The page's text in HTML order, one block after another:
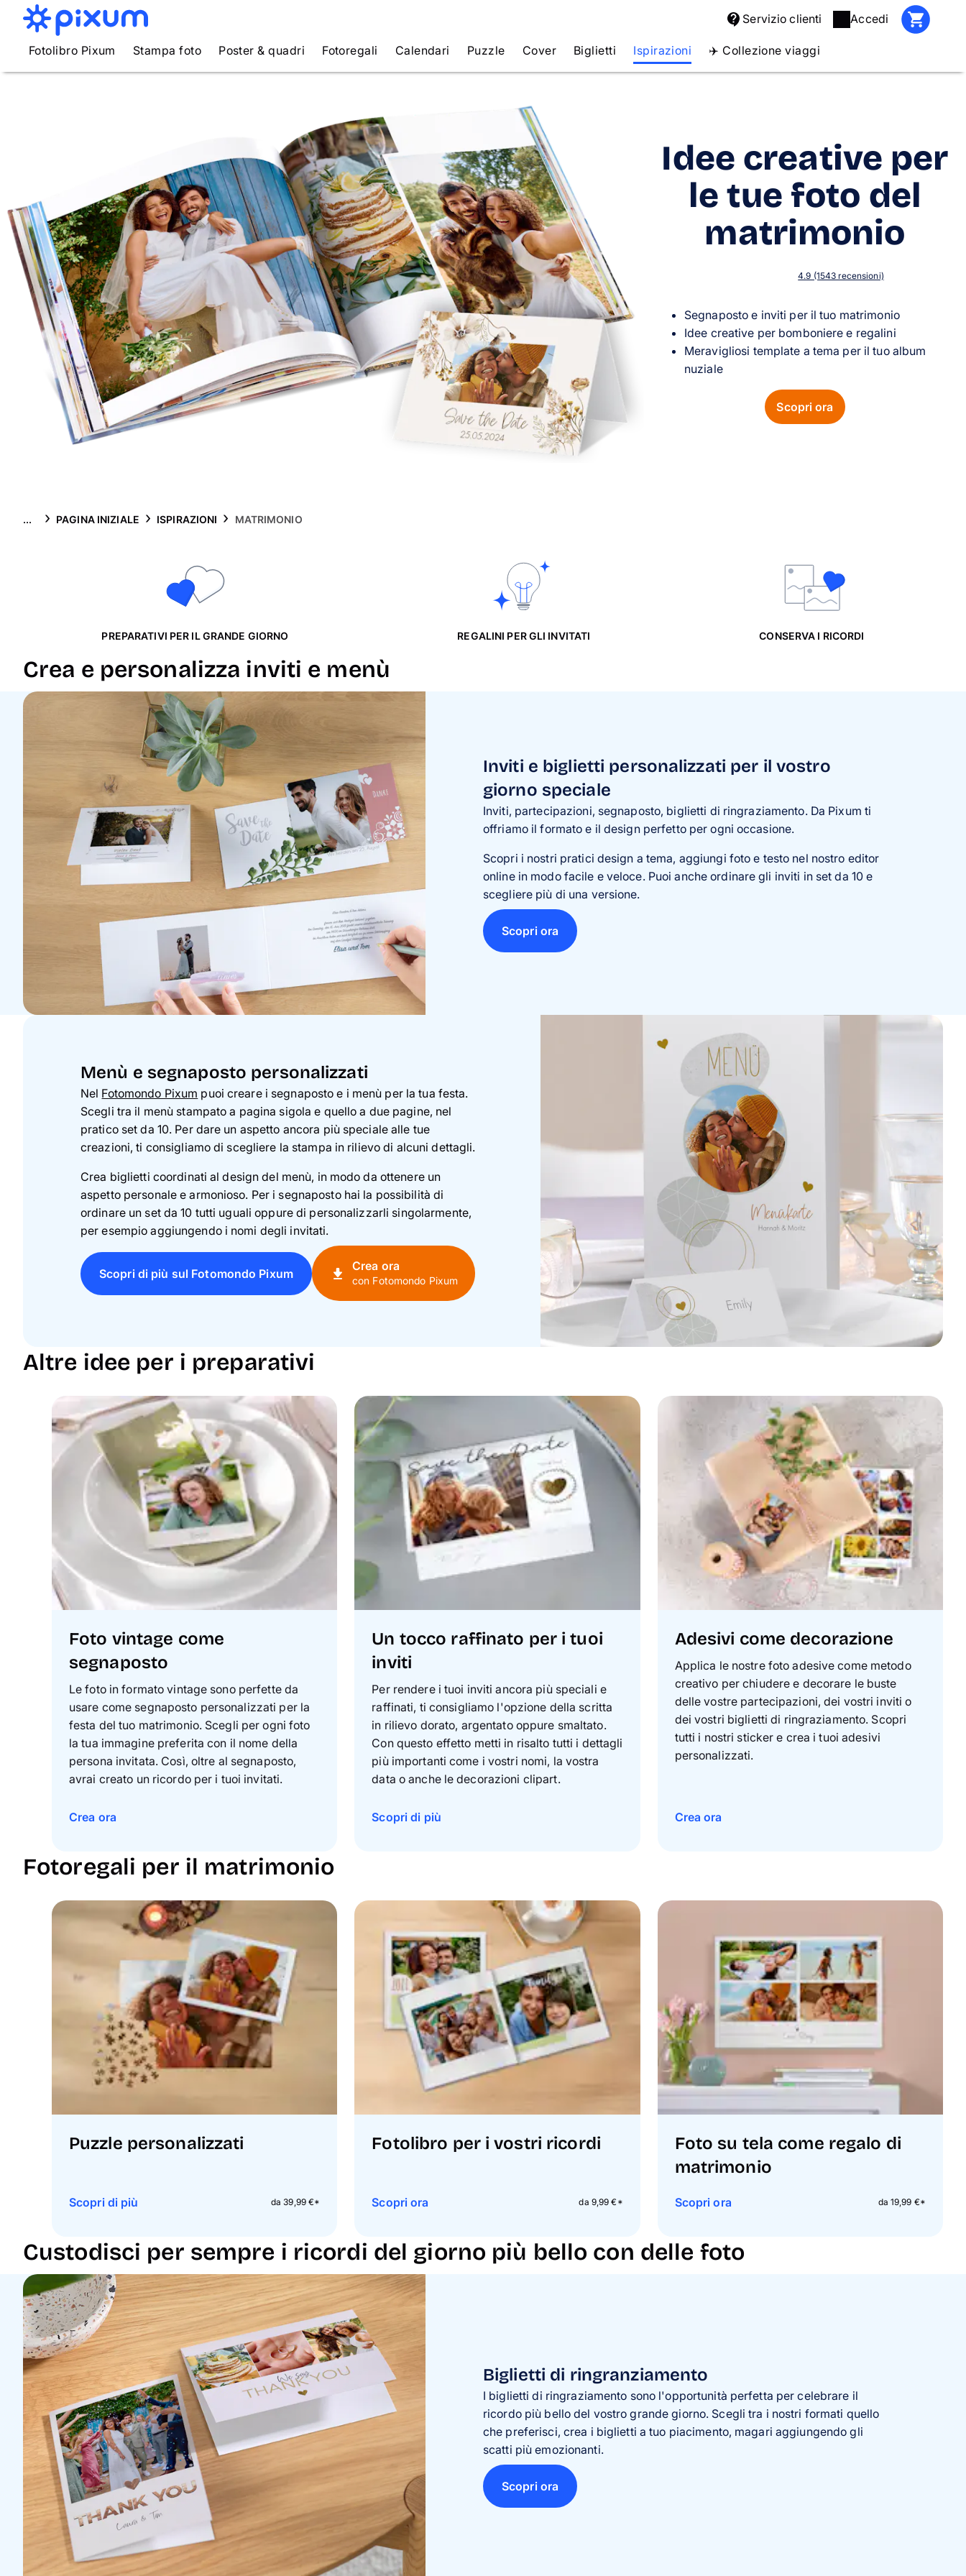
Servizio clienti Accedi
Fotolibro Pixum Stampa foto Poster & quadri Fotoregali Calendari Puzzle Cover Biglietti Ispirazioni ✈️ Collezione viaggi
Idee creative per
le tue foto del
matrimonio
4.9 (1543 recensioni)
Segnaposto e inviti per il tuo matrimonio
Idee creative per bomboniere e regalini
Meravigliosi template a tema per il tuo album
nuziale
Scopri ora
... PAGINA INIZIALE ISPIRAZIONI MATRIMONIO
PREPARATIVI PER IL GRANDE GIORNO REGALINI PER GLI INVITATI CONSERVA I RICORDI
Crea e personalizza inviti e menù
Inviti e biglietti personalizzati per il vostro
giorno speciale
Inviti, partecipazioni, segnaposto, biglietti di ringraziamento. Da Pixum ti
offriamo il formato e il design perfetto per ogni occasione.
Scopri i nostri pratici design a tema, aggiungi foto e testo nel nostro editor
online in modo facile e veloce. Puoi anche ordinare gli inviti in set da 10 e
scegliere più di una versione.
Scopri ora
Menù e segnaposto personalizzati
Nel Fotomondo Pixum puoi creare i segnaposto e i menù per la tua festa.
Scegli tra il menù stampato a pagina sigola e quello a due pagine, nel
pratico set da 10. Per dare un aspetto ancora più speciale alle tue
creazioni, ti consigliamo di scegliere la stampa in rilievo di alcuni dettagli.
Crea biglietti coordinati al design del menù, in modo da ottenere un
aspetto personale e armonioso. Per i segnaposto hai la possibilità di
ordinare un set da 10 tutti uguali oppure di personalizzarli singolarmente,
per esempio aggiungendo i nomi degli invitati.
Scopri di più sul Fotomondo Pixum
Crea ora
con Fotomondo Pixum
Altre idee per i preparativi
Foto vintage come
segnaposto
Le foto in formato vintage sono perfette da
usare come segnaposto personalizzati per la
festa del tuo matrimonio. Scegli per ogni foto
la tua immagine preferita con il nome della
persona invitata. Così, oltre al segnaposto,
avrai creato un ricordo per i tuoi invitati.
Crea ora
Un tocco raffinato per i tuoi
inviti
Per rendere i tuoi inviti ancora più speciali e
raffinati, ti consigliamo l'opzione della scritta
in rilievo dorato, argentato oppure smaltato.
Con questo effetto metti in risalto tutti i dettagli
più importanti come i vostri nomi, la vostra
data o anche le decorazioni clipart.
Scopri di più
Adesivi come decorazione
Applica le nostre foto adesive come metodo
creativo per chiudere e decorare le buste
delle vostre partecipazioni, dei vostri inviti o
dei vostri biglietti di ringraziamento. Scopri
tutti i nostri sticker e crea i tuoi adesivi
personalizzati.
Crea ora
Fotoregali per il matrimonio
Puzzle personalizzati
da 39,99 €*
Scopri di più
Fotolibro per i vostri ricordi
da 9,99 €*
Scopri ora
Foto su tela come regalo di
matrimonio
da 19,99 €*
Scopri ora
Custodisci per sempre i ricordi del giorno più bello con delle foto
Biglietti di ringranziamento
I biglietti di ringraziamento sono l'opportunità perfetta per celebrare il
ricordo più bello del vostro grande giorno. Scegli tra i nostri formati quello
che preferisci, crea i biglietti a tuo piacimento, magari aggiungendo gli
scatti più emozionanti.
Scopri ora